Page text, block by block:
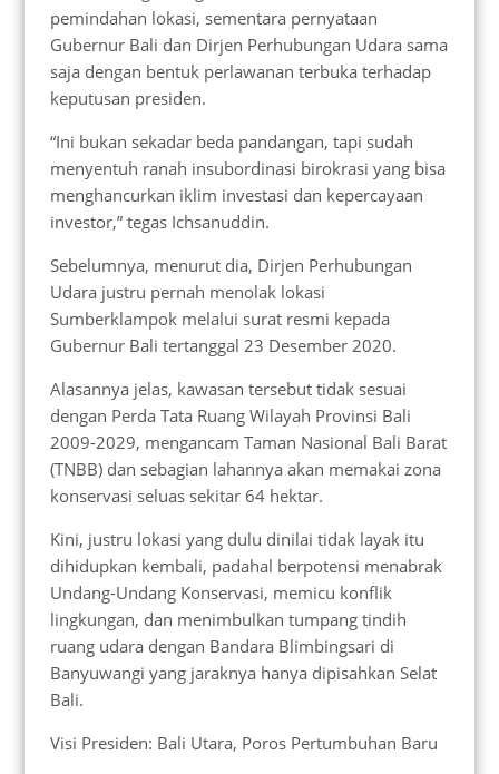
pemindahan lokasi, sementara pernyataan
Gubernur Bali dan Dirjen Perhubungan Udara sama
saja dengan bentuk perlawanan terbuka terhadap
keputusan presiden.
“Ini bukan sekadar beda pandangan, tapi sudah
menyentuh ranah insubordinasi birokrasi yang bisa
menghancurkan iklim investasi dan kepercayaan
investor,” tegas Ichsanuddin.
Sebelumnya, menurut dia, Dirjen Perhubungan
Udara justru pernah menolak lokasi
Sumberklampok melalui surat resmi kepada
Gubernur Bali tertanggal 23 Desember 2020.
Alasannya jelas, kawasan tersebut tidak sesuai
dengan Perda Tata Ruang Wilayah Provinsi Bali
2009-2029, mengancam Taman Nasional Bali Barat
(TNBB) dan sebagian lahannya akan memakai zona
konservasi seluas sekitar 64 hektar.
Kini, justru lokasi yang dulu dinilai tidak layak itu
dihidupkan kembali, padahal berpotensi menabrak
Undang-Undang Konservasi, memicu konflik
lingkungan, dan menimbulkan tumpang tindih
ruang udara dengan Bandara Blimbingsari di
Banyuwangi yang jaraknya hanya dipisahkan Selat
Bali.
Visi Presiden: Bali Utara, Poros Pertumbuhan Baru